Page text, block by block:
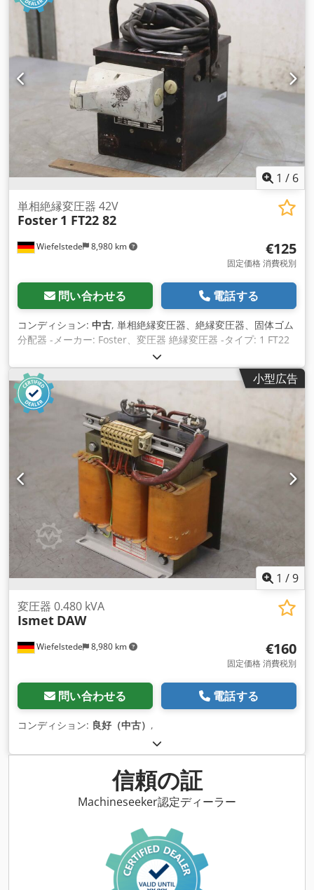
1 / 6
Wiefelstede 8,980 km
単相絶縁変圧器 42V
Foster 1 FT22 82
€125
固定価格 消費税別
問い合わせる 電話する
コンディション: 中古, 単相絶縁変圧器、絶縁変圧器、固体ゴム
分配器 -メーカー: Foster、変圧器 絶縁変圧器 -タイプ: 1 FT22
82 -一次: 220 V 50 Hz -二次側： 42 V 定格プレートの写真を参
照 -電力： 1 kVA -数： 3xトランスあり -価格：1個あたり
Csdpoivumwjfx Ahysrf -寸法： 350/220/H210 mm -重量: 17
kg/個.
小型広告
1 /9
Wiefelstede 8,980 km
変圧器 0.480 kVA
Ismet DAW
€160
固定価格 消費税別
問い合わせる 電話する
コンディション: 良好（中古） ,
信頼の証
Machineseeker認定ディーラー